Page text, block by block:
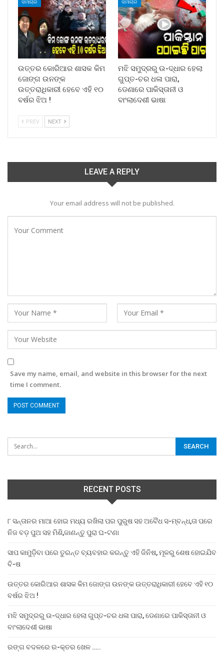
ସମାଚାର
ଉତ୍ତର କୋରିଆର ଶାସକ କିମ
ଜୋଙ୍ଗ ଉନଙ୍କ
ଉତ୍ତରାଧିକାରୀ ହେବେ ଏହି ୧୦
ବର୍ଷର ଝିଅ !
ସମାଚାର
ମଝି ସମୁଦ୍ରରୁ ଉ-ଦ୍ଧାର ହେଲା
ଗୁପ୍ତ-ଚର ଧଳା ପାରା,
ଡେଣାରେ ପାକିସ୍ତାନୀ ଓ
ବାଂଲାଦେଶୀ ଭାଷା
PREV NEXT
LEAVE A REPLY
Your email address will not be published.
Save my name, email, and website in this browser for the next
time I comment.
RECENT POSTS
୮ ସନ୍ତାନର ମାଆ ହୋଇ ମଧ୍ୟ ରଖିଲା ପର ପୁରୁଷ ସହ ଅବୈଧ ସ-ମ୍ବନ୍ଧ,ତା ପରେ
ନିଜ ବଡ଼ ପୁଅ ସହ ମିଶି,ଜାଣନ୍ତୁ ପୁରା ଘ-ଟଣା
ସାପ କାମୁଡ଼ିବା ପରେ ତୁରନ୍ତ ବ୍ୟବହାର କରନ୍ତୁ ଏହି ଜିନିଷ, ମୂଳରୁ ଶେଷ ହୋଇଯିବ
ବି-ଷ
ଉତ୍ତର କୋରିଆର ଶାସକ କିମ ଜୋଙ୍ଗ ଉନଙ୍କ ଉତ୍ତରାଧିକାରୀ ହେବେ ଏହି ୧୦
ବର୍ଷର ଝିଅ !
ମଝି ସମୁଦ୍ରରୁ ଉ-ଦ୍ଧାର ହେଲା ଗୁପ୍ତ-ଚର ଧଳା ପାରା, ଡେଣାରେ ପାକିସ୍ତାନୀ ଓ
ବାଂଲାଦେଶୀ ଭାଷା
ରଙ୍ଗ ବଦଳରେ ର-କ୍ତର ଖେଳ …..